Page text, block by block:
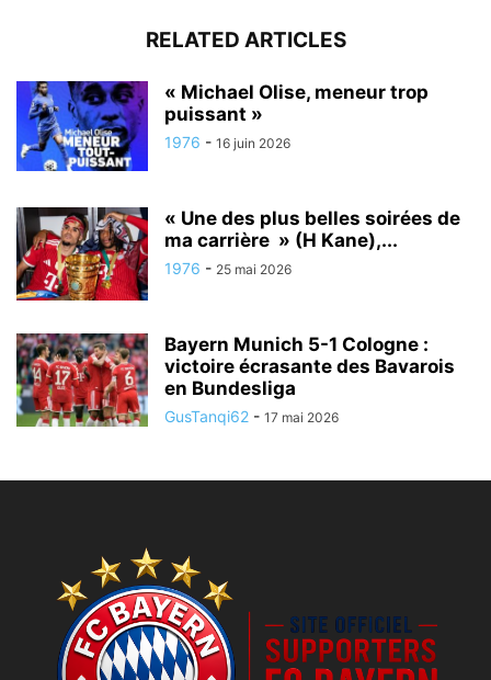
RELATED ARTICLES
« Michael Olise, meneur trop
puissant »
1976 - 16 juin 2026
« Une des plus belles soirées de
ma carrière » (H Kane),...
1976 - 25 mai 2026
Bayern Munich 5-1 Cologne :
victoire écrasante des Bavarois
en Bundesliga
GusTanqi62 - 17 mai 2026